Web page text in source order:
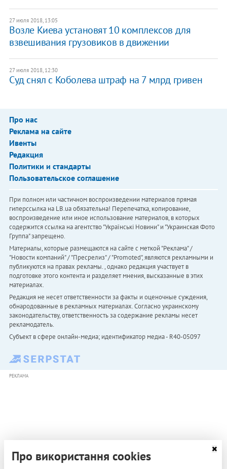
27 июля 2018, 13:05
Возле Киева установят 10 комплексов для
взвешивания грузовиков в движении
27 июля 2018, 12:30
Суд снял с Коболева штраф на 7 млрд гривен
Про нас
Реклама на сайте
Ивенты
Редакция
Политики и стандарты
Пользовательское соглашение
При полном или частичном воспроизведении материалов прямая
гиперссылка на LB.ua обязательна! Перепечатка, копирование,
воспроизведение или иное использование материалов, в которых
содержится ссылка на агентство "Українськi Новини" и "Украинская Фото
Группа" запрещено.
Материалы, которые размещаются на сайте с меткой "Реклама" /
"Новости компаний" / "Пресрелиз" / "Promoted", являются рекламными и
публикуются на правах рекламы. , однако редакция участвует в
подготовке этого контента и разделяет мнения, высказанные в этих
материалах.
Редакция не несет ответственности за факты и оценочные суждения,
обнародованные в рекламных материалах. Согласно украинскому
законодательству, ответственность за содержание рекламы несет
рекламодатель.
Субъект в сфере онлайн-медиа; идентификатор медиа - R40-05097
РЕКЛАМА
Про використання cookies